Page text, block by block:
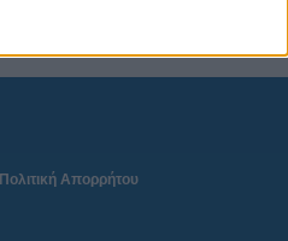
Πολιτική Απορρήτου